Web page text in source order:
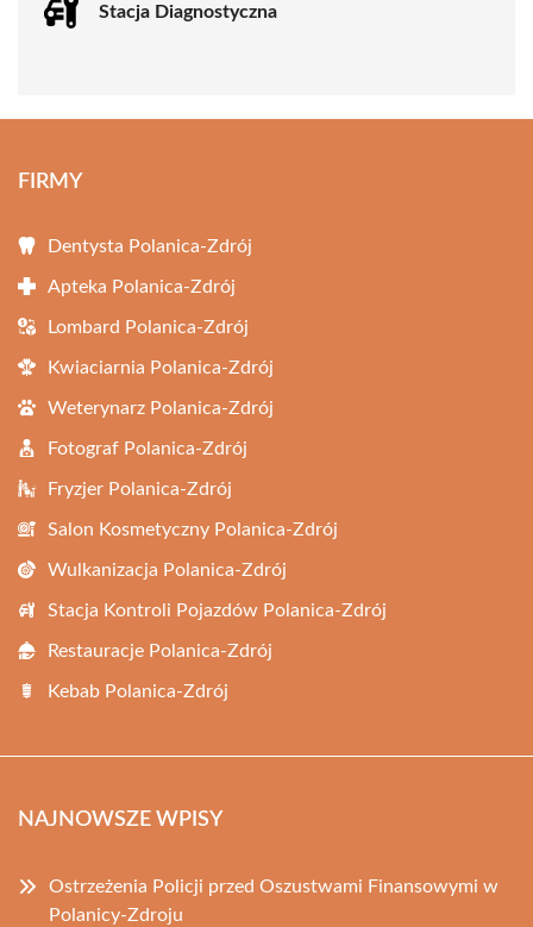
Stacja Diagnostyczna
FIRMY
Dentysta Polanica-Zdrój
Apteka Polanica-Zdrój
Lombard Polanica-Zdrój
Kwiaciarnia Polanica-Zdrój
Weterynarz Polanica-Zdrój
Fotograf Polanica-Zdrój
Fryzjer Polanica-Zdrój
Salon Kosmetyczny Polanica-Zdrój
Wulkanizacja Polanica-Zdrój
Stacja Kontroli Pojazdów Polanica-Zdrój
Restauracje Polanica-Zdrój
Kebab Polanica-Zdrój
NAJNOWSZE WPISY
Ostrzeżenia Policji przed Oszustwami Finansowymi w
Polanicy-Zdroju